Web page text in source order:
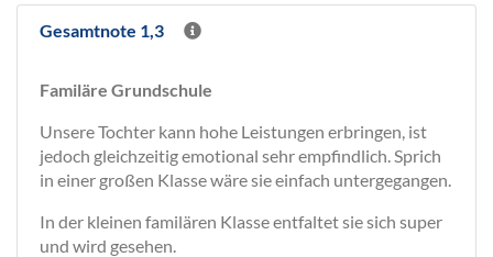
Gesamtnote 1,3
Familäre Grundschule
Unsere Tochter kann hohe Leistungen erbringen, ist
jedoch gleichzeitig emotional sehr empfindlich. Sprich
in einer großen Klasse wäre sie einfach untergegangen.
In der kleinen familären Klasse entfaltet sie sich super
und wird gesehen.